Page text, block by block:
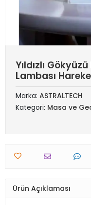
Yıldızlı
Lambası
Marka: ASTRALTECH
Kategori: Masa ve
Ürün Açıklaması